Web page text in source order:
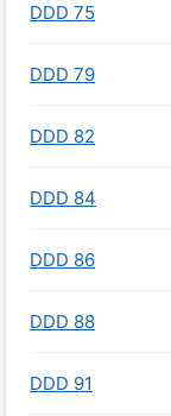
DDD 75
DDD 79
DDD 82
DDD 84
DDD 86
DDD 88
DDD 91